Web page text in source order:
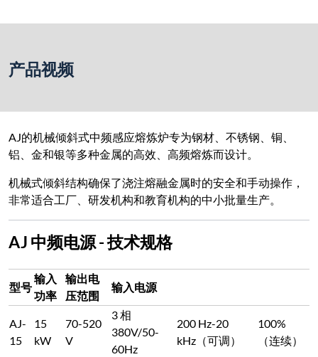
产品视频
AJ的机械倾斜式中频感应熔炼炉专为钢材、不锈钢、铜、
铝、金和银等多种金属的高效、高频熔炼而设计。
机械式倾斜结构确保了浇注熔融金属时的安全和手动操作，
非常适合工厂、研发机构和教育机构的中小批量生产。
AJ 中频电源 - 技术规格
型号
输入
功率
输出电
压范围
输入电源
AJ-
15
15
kW
70-520
V
3 相
380V/50-
60Hz
200 Hz-20
kHz（可调）
100%
（连续）